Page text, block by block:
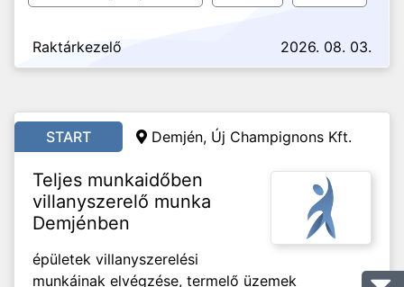
Raktárkezelő 2026. 08. 03.
START Demjén, Új Champignons Kft.
Teljes munkaidőben
villanyszerelő munka
Demjénben
épületek villanyszerelési
munkáinak elvégzése, termelő üzemek